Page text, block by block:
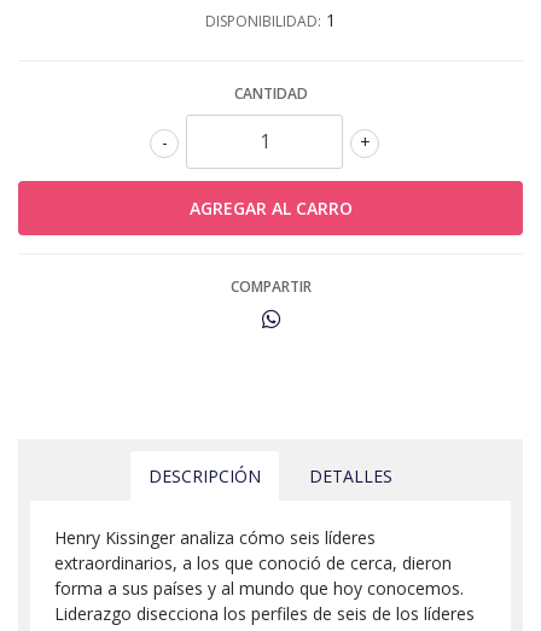
DISPONIBILIDAD: 1
CANTIDAD
+
-
COMPARTIR
DESCRIPCIÓN DETALLES
Henry Kissinger analiza cómo seis líderes
extraordinarios, a los que conoció de cerca, dieron
forma a sus países y al mundo que hoy conocemos.
Liderazgo disecciona los perfiles de seis de los líderes